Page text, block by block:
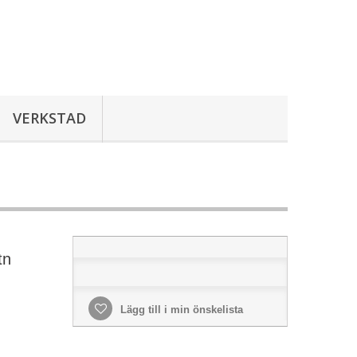
VERKSTAD
Lägg till i min önskelista